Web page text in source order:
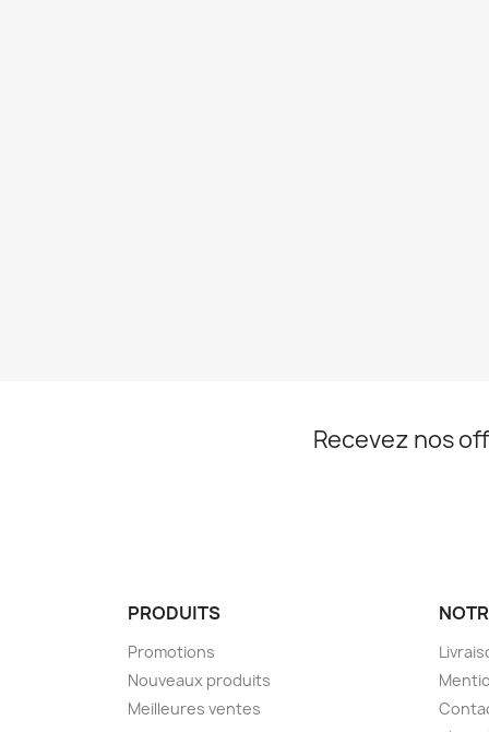
Recevez nos
PRODUITS
Promotions
Nouveaux produits
Meilleures ventes